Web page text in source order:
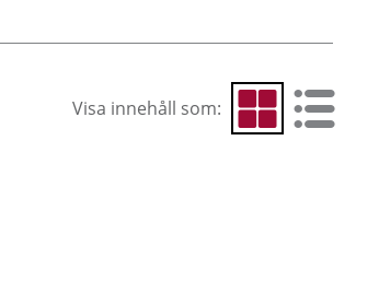
Visa innehåll som: Visa som rutnät
Visa som